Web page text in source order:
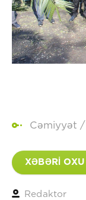
Cəmiyyət /
XƏBƏRİ OXU
Redaktor